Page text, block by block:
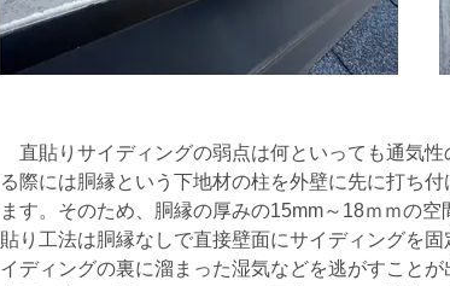
直貼りサイディングの弱点は何といっても通気
る際には胴縁という下地材の柱を外壁に先に打ち
ます。そのため、胴縁の厚みの15mm～18ｍｍの
貼り工法は胴縁なしで直接壁面にサイディングを
イディングの裏に溜まった湿気などを逃がすこと